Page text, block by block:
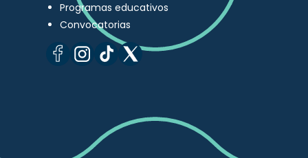
Programas educativos
Convocatorias